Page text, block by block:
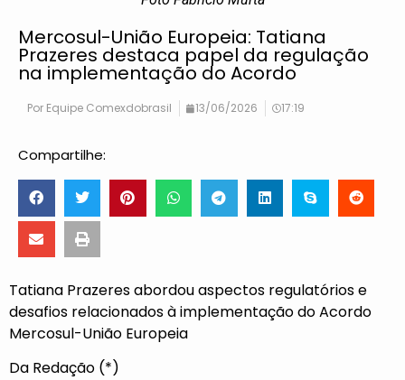
Mercosul-União Europeia: Tatiana
Prazeres destaca papel da regulação
na implementação do Acordo
Por Equipe Comexdobrasil 13/06/2026 17:19
Compartilhe:
Tatiana Prazeres abordou aspectos regulatórios e
desafios relacionados à implementação do Acordo
Mercosul-União Europeia
Da Redação (*)